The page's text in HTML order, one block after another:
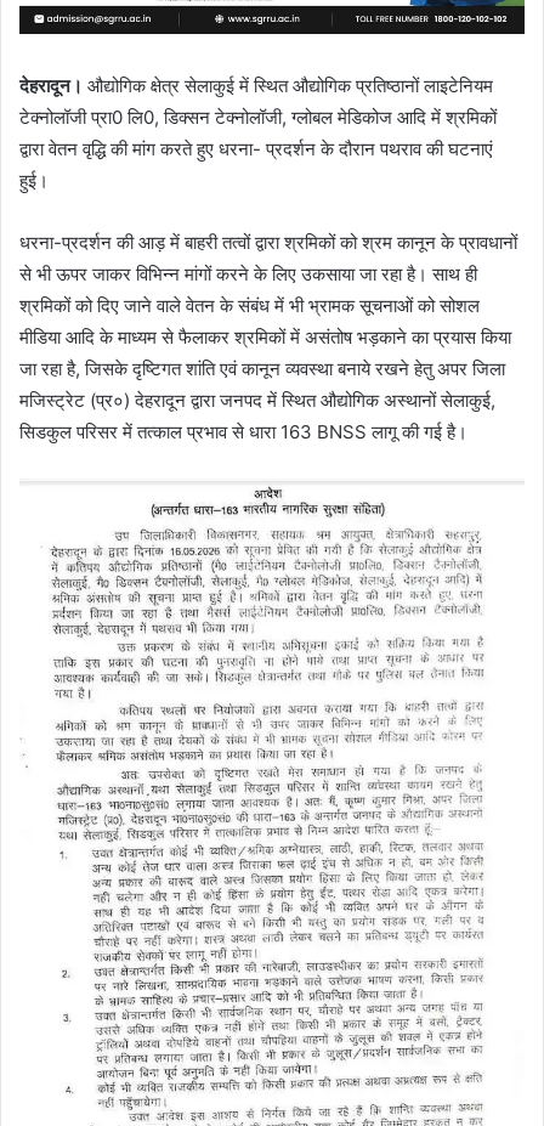
देहरादून। औद्योगिक क्षेत्र सेलाकुई में स्थित औद्योगिक प्रतिष्ठानों लाइटेनियम
टेक्नोलॉजी प्रा0 लि0, डिक्सन टेक्नोलॉजी, ग्लोबल मेडिकोज आदि में श्रमिकों
द्वारा वेतन वृद्धि की मांग करते हुए धरना- प्रदर्शन के दौरान पथराव की घटनाएं
हुई।
धरना-प्रदर्शन की आड़ में बाहरी तत्वों द्वारा श्रमिकों को श्रम कानून के प्रावधानों
से भी ऊपर जाकर विभिन्न मांगों करने के लिए उकसाया जा रहा है। साथ ही
श्रमिकों को दिए जाने वाले वेतन के संबंध में भी भ्रामक सूचनाओं को सोशल
मीडिया आदि के माध्यम से फैलाकर श्रमिकों में असंतोष भड़काने का प्रयास किया
जा रहा है, जिसके दृष्टिगत शांति एवं कानून व्यवस्था बनाये रखने हेतु अपर जिला
मजिस्ट्रेट (प्र०) देहरादून द्वारा जनपद में स्थित औद्योगिक अस्थानों सेलाकुई,
सिडकुल परिसर में तत्काल प्रभाव से धारा 163 BNSS लागू की गई है।